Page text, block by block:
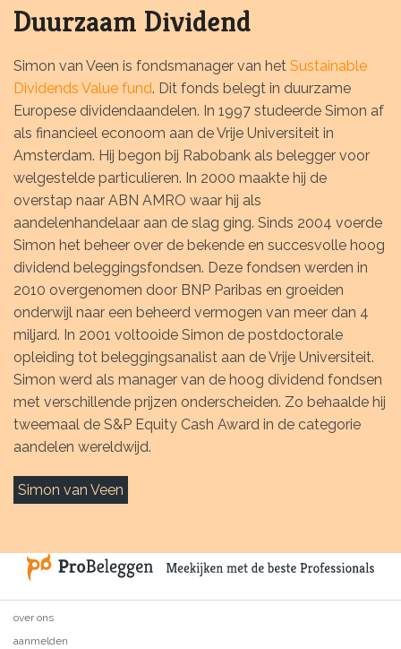
Duurzaam Dividend
Simon van Veen is fondsmanager van het Sustainable
Dividends Value fund. Dit fonds belegt in duurzame
Europese dividendaandelen. In 1997 studeerde Simon af
als financieel econoom aan de Vrije Universiteit in
Amsterdam. Hij begon bij Rabobank als belegger voor
welgestelde particulieren. In 2000 maakte hij de
overstap naar ABN AMRO waar hij als
aandelenhandelaar aan de slag ging. Sinds 2004 voerde
Simon het beheer over de bekende en succesvolle hoog
dividend beleggingsfondsen. Deze fondsen werden in
2010 overgenomen door BNP Paribas en groeiden
onderwijl naar een beheerd vermogen van meer dan 4
miljard. In 2001 voltooide Simon de postdoctorale
opleiding tot beleggingsanalist aan de Vrije Universiteit.
Simon werd als manager van de hoog dividend fondsen
met verschillende prijzen onderscheiden. Zo behaalde hij
tweemaal de S&P Equity Cash Award in de categorie
aandelen wereldwijd.
Simon van Veen
over ons
aanmelden